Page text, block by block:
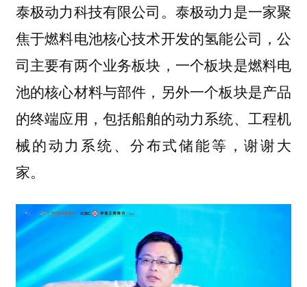
泰极动力科技有限公司。泰极动力是一家聚
焦于燃料电池核心技术开发的氢能公司，公
司主要有两个业务板块，一个板块是燃料电
池的核心材料与部件，另外一个板块是产品
的终端应用，包括船舶的动力系统、工程机
械的动力系统、分布式储能等，谢谢大
家。